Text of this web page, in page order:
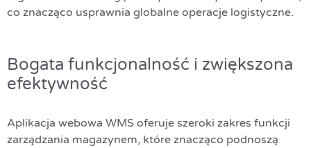
co znacząco usprawnia globalne operacje logistyczne.
Bogata funkcjonalność i zwiększona
efektywność
Aplikacja webowa WMS oferuje szeroki zakres funkcji
zarządzania magazynem, które znacząco podnoszą